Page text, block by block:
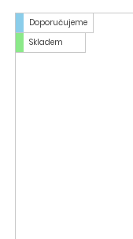
Doporučujeme
Skladem